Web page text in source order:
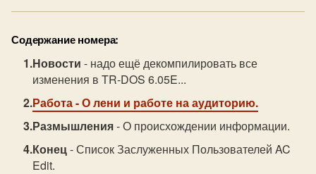
Содержание номера:
Новости - надо ещё декомпилировать все
изменения в TR-DOS 6.05E...
Работа- О лени и работе на аудиторию.
Размышления- О происхождении информации.
Конец- Список Заслуженных Пользователей AC
Edit.